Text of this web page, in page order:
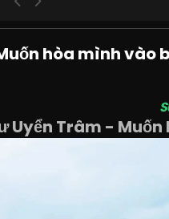
hòa mình vào
Uyển Trâm -